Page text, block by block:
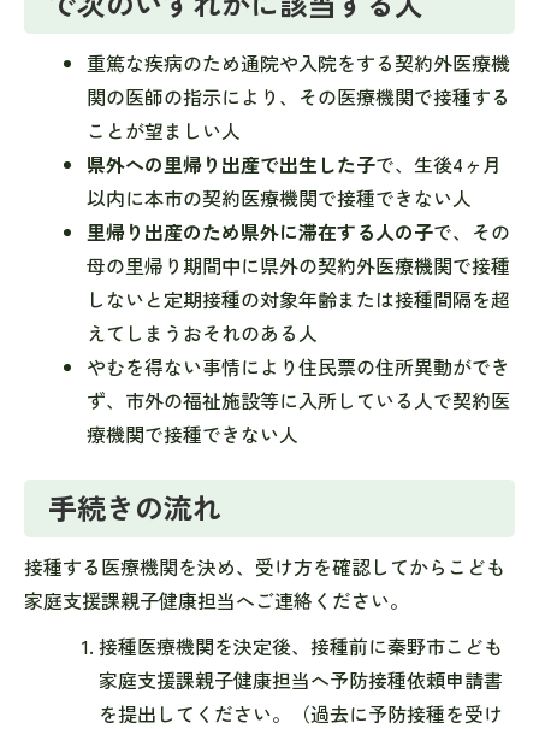
重篤な疾病のため通院や入院をする契約外医療機
関の医師の指示により、その医療機関で接種する
ことが望ましい人
県外への里帰り出産で出生した子で、生後4ヶ月
以内に本市の契約医療機関で接種できない人
里帰り出産のため県外に滞在する人の子で、その
母の里帰り期間中に県外の契約外医療機関で接種
しないと定期接種の対象年齢または接種間隔を超
えてしまうおそれのある人
やむを得ない事情により住民票の住所異動ができ
ず、市外の福祉施設等に入所している人で契約医
療機関で接種できない人
手続きの流れ
接種する医療機関を決め、受け方を確認してからこども
家庭支援課親子健康担当へご連絡ください。
接種医療機関を決定後、接種前に秦野市こども
家庭支援課親子健康担当へ予防接種依頼申請書
を提出してください。（過去に予防接種を受け